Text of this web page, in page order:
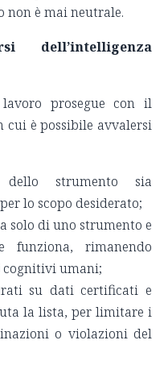
non è mai neutrale.
dell’intelligenza
prosegue con il
cui è possibile avvalersi
dello strumento sia
lo scopo desiderato;
solo di uno strumento e
funziona, rimanendo
cognitivi umani;
su dati certificati e
la lista, per limitare i
o violazioni del